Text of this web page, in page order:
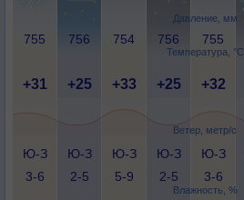
Давление, мм
Температура, °C
Ветер, метр/с
Влажность, %
755 756 754 756 755
+31 +25 +33 +25 +32
Ю-З
3-6
Ю-З
2-5
Ю-З
5-9
Ю-З
2-5
Ю-З
3-6